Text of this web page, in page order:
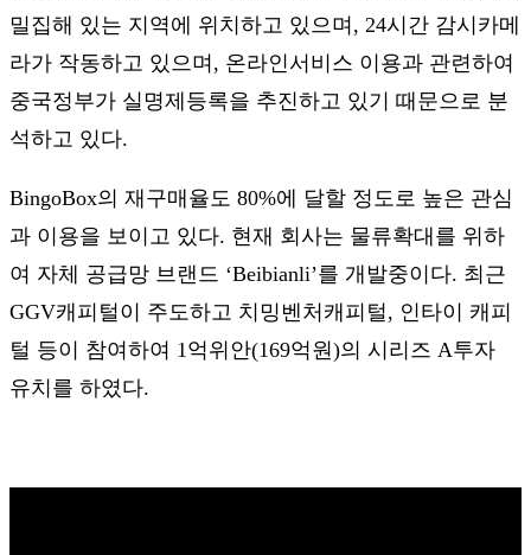
밀집해 있는 지역에 위치하고 있으며, 24시간 감시카메
라가 작동하고 있으며, 온라인서비스 이용과 관련하여
중국정부가 실명제등록을 추진하고 있기 때문으로 분
석하고 있다.
BingoBox의 재구매율도 80%에 달할 정도로 높은 관심
과 이용을 보이고 있다. 현재 회사는 물류확대를 위하
여 자체 공급망 브랜드 ‘Beibianli’를 개발중이다. 최근
GGV캐피털이 주도하고 치밍벤처캐피털, 인타이 캐피
털 등이 참여하여 1억위안(169억원)의 시리즈 A투자
유치를 하였다.